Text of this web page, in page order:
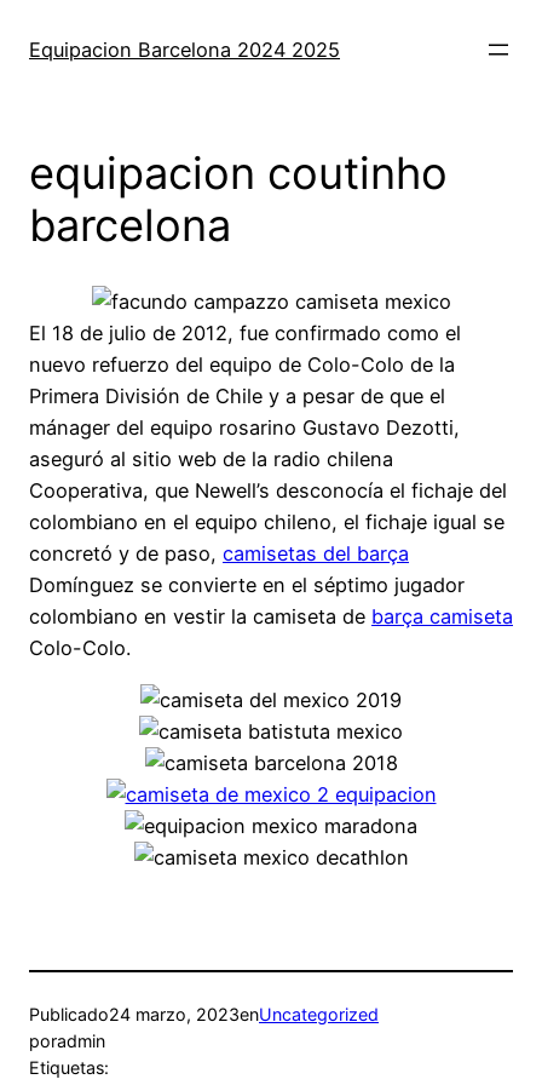
Equipacion Barcelona 2024 2025
equipacion coutinho
barcelona
El 18 de julio de 2012, fue confirmado como el
nuevo refuerzo del equipo de Colo-Colo de la
Primera División de Chile y a pesar de que el
mánager del equipo rosarino Gustavo Dezotti,
aseguró al sitio web de la radio chilena
Cooperativa, que Newell’s desconocía el fichaje del
colombiano en el equipo chileno, el fichaje igual se
concretó y de paso, camisetas del barça
Domínguez se convierte en el séptimo jugador
colombiano en vestir la camiseta de barça camiseta
Colo-Colo.
Publicado24 marzo, 2023enUncategorized
poradmin
Etiquetas: